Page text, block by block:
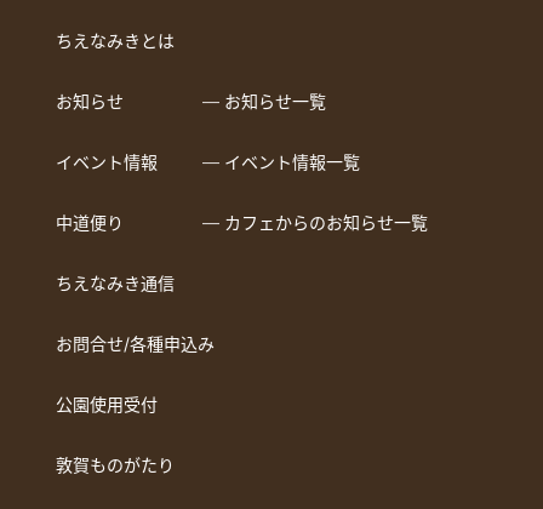
ちえなみきとは
お知らせ ― お知らせ一覧
イベント情報 ― イベント情報一覧
中道便り ― カフェからのお知らせ一覧
ちえなみき通信
お問合せ/各種申込み
公園使用受付
敦賀ものがたり